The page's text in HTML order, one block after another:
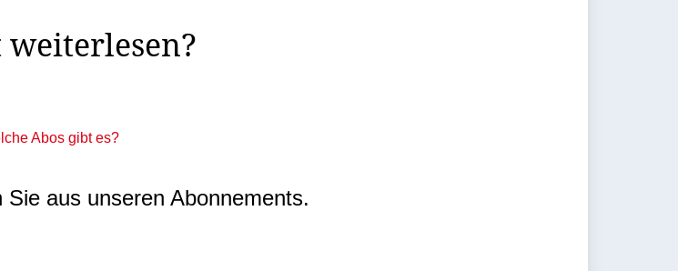
weiterlesen?
Abos gibt es?
aus unseren Abonnements.